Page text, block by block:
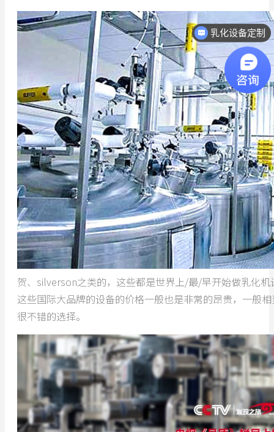
贺、silverson之类的，这些都是世界上/最/早开始做乳化
这些国际大品牌的设备的价格一般也是非常的昂贵，一般
很不错的选择。
乳化设备定制